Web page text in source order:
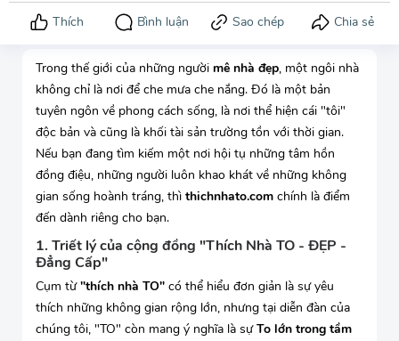
Trong thế giới của những người mê nhà đẹp, một ngôi nhà
không chỉ là nơi để che mưa che nắng. Đó là một bản
tuyên ngôn về phong cách sống, là nơi thể hiện cái "tôi"
độc bản và cũng là khối tài sản trường tồn với thời gian.
Nếu bạn đang tìm kiếm một nơi hội tụ những tâm hồn
đồng điệu, những người luôn khao khát về những không
gian sống hoành tráng, thì thichnhato.com chính là điểm
đến dành riêng cho bạn.
1. Triết lý của cộng đồng "Thích Nhà TO - ĐẸP -
Đẳng Cấp"
Cụm từ"thích nhà TO" có thể hiểu đơn giản là sự yêu
thích những không gian rộng lớn, nhưng tại diễn đàn của
chúng tôi, "TO" còn mang ý nghĩa là sựTo lớn trong tầm